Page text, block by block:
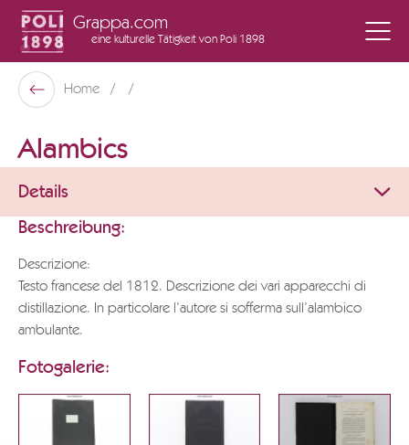
Grappa.com
eine kulturelle Tätigkeit von Poli 1898
Poli Museo Della Grappa
Zurück
Home
Alambics
Details
Beschreibung:
Descrizione:
Testo francese del 1812. Descrizione dei vari apparecchi di
distillazione. In particolare l’autore si sofferma sull’alambico
ambulante.
Fotogalerie: